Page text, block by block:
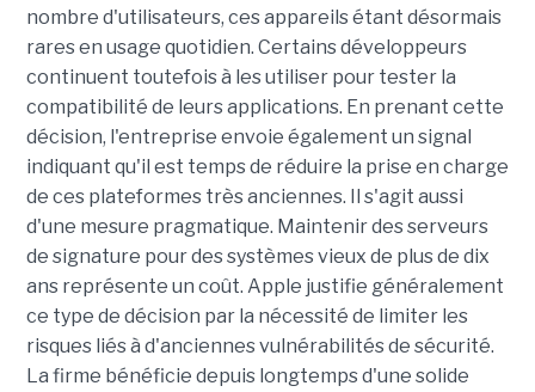
nombre d'utilisateurs, ces appareils étant désormais
rares en usage quotidien. Certains développeurs
continuent toutefois à les utiliser pour tester la
compatibilité de leurs applications. En prenant cette
décision, l'entreprise envoie également un signal
indiquant qu'il est temps de réduire la prise en charge
de ces plateformes très anciennes. Il s'agit aussi
d'une mesure pragmatique. Maintenir des serveurs
de signature pour des systèmes vieux de plus de dix
ans représente un coût. Apple justifie généralement
ce type de décision par la nécessité de limiter les
risques liés à d'anciennes vulnérabilités de sécurité.
La firme bénéficie depuis longtemps d'une solide